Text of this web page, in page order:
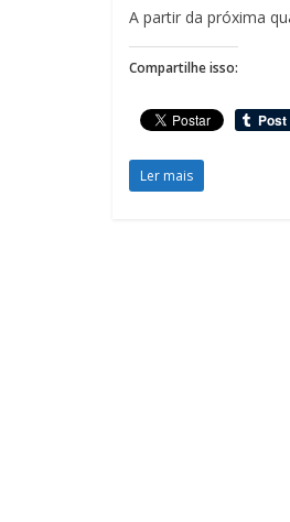
A partir da próxima
Compartilhe isso:
Ler mais